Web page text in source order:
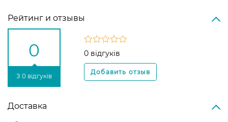
Рейтинг и отзывы
0
З 0 відгуків
0 відгуків
Доставка